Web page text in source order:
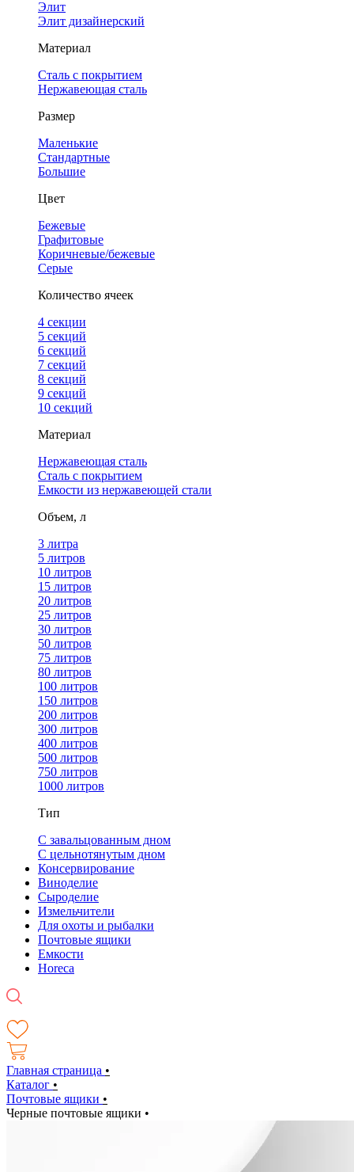
Элит
Элит дизайнерский
Материал
Сталь с покрытием
Нержавеющая сталь
Размер
Маленькие
Стандартные
Большие
Цвет
Бежевые
Графитовые
Коричневые/бежевые
Серые
Количество ячеек
4 cекции
5 секций
6 секций
7 секций
8 секций
9 секций
10 секций
Материал
Нержавеющая сталь
Сталь с покрытием
Емкости из нержавеющей стали
Объем, л
3 литра
5 литров
10 литров
15 литров
20 литров
25 литров
30 литров
50 литров
75 литров
80 литров
100 литров
150 литров
200 литров
300 литров
400 литров
500 литров
750 литров
1000 литров
Тип
С завальцованным дном
С цельнотянутым дном
Консервирование
Виноделие
Сыроделие
Измельчители
Для охоты и рыбалки
Почтовые ящики
Емкости
Horeca
Главная страница •
Каталог •
Почтовые ящики •
Черные почтовые ящики •